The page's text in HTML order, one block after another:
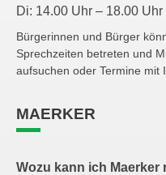
Di: 14.00 Uhr – 18.00 Uhr
Bürgerinnen und Bürger
Sprechzeiten betreten und
aufsuchen oder Termine mit
MAERKER
Wozu kann ich Maerker